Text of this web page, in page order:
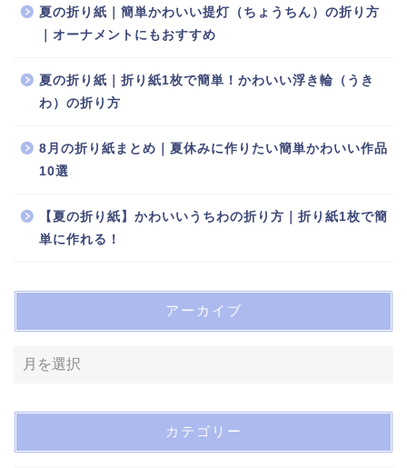
夏の折り紙｜簡単かわいい提灯（ちょうちん）の折り方
｜オーナメントにもおすすめ
夏の折り紙｜折り紙1枚で簡単！かわいい浮き輪（うき
わ）の折り方
8月の折り紙まとめ｜夏休みに作りたい簡単かわいい作品
10選
【夏の折り紙】かわいいうちわの折り方｜折り紙1枚で簡
単に作れる！
アーカイブ
カテゴリー